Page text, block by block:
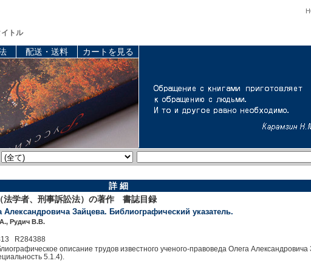
トル
配送・送料 カートを見る
詳 細
法学者、刑事訴訟法）の著作 書誌目録
Зайцева. Библиографический указатель.
Рудич В.В.
R284388
описание трудов известного ученого-правоведа Олега
5.1.4).